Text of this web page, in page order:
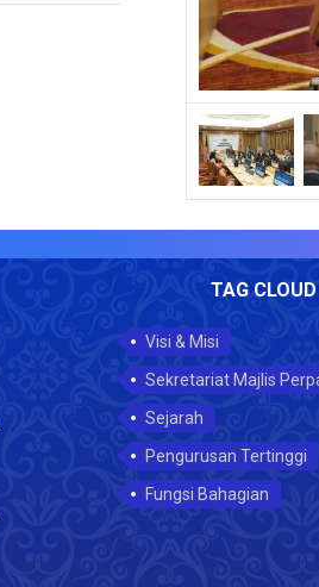
TAG CLOUD
Visi & Misi
Sekretariat Majlis
Sejarah
Pengurusan Tertinggi
Fungsi Bahagian